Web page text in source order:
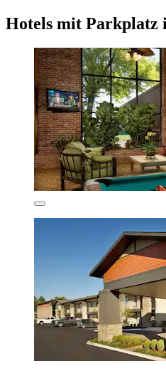
Hotels mit Parkplatz